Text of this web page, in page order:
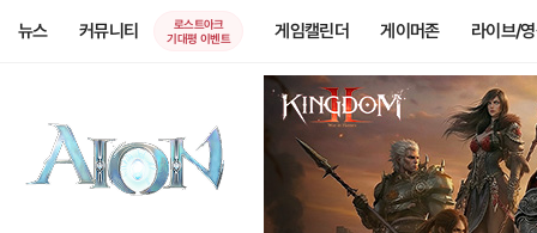
뉴스 커뮤니티
로스트아크
기대평 이벤트
게임캘린더 게이머존 라이브/